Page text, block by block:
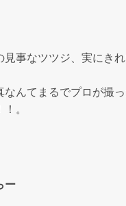
見事なツツジ、実にき
なんてまるでプロが撮
。
ー